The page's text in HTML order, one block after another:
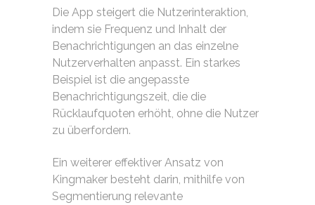
Die App steigert die Nutzerinteraktion,
indem sie Frequenz und Inhalt der
Benachrichtigungen an das einzelne
Nutzerverhalten anpasst. Ein starkes
Beispiel ist die angepasste
Benachrichtigungszeit, die die
Rücklaufquoten erhöht, ohne die Nutzer
zu überfordern.
Ein weiterer effektiver Ansatz von
Kingmaker besteht darin, mithilfe von
Segmentierung relevante